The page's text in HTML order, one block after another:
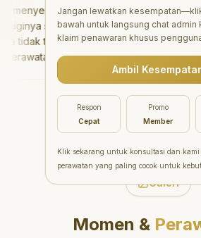
sangat baik
takut sama
tidak
setelahnya.
pergi ke dokter
"
Galeri
Momen &
Jangan lewatkan
bawah untuk langsung chat admin
klaim penawaran khusus
Ambil
Respon
Cepat
Promo
Member
Klik sekarang untuk konsultasi dan
perawatan yang paling cocok untuk